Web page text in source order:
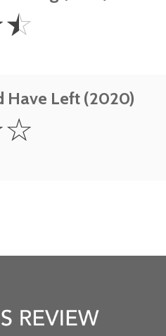
☆
Have Left (2020)
☆